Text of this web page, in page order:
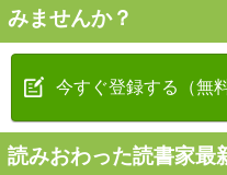
みませんか？
今すぐ登録する（無料
読みおわった読書家最